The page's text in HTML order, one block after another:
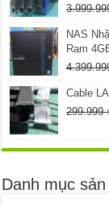
NAS
Ram
Cable
299.999
Danh mục